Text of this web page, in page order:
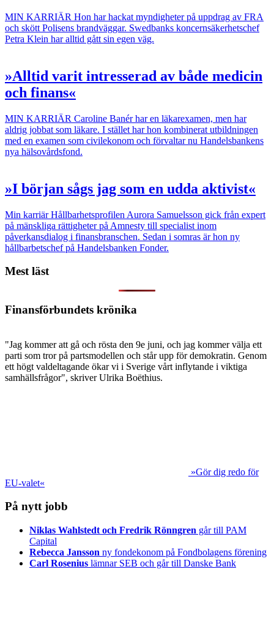
MIN KARRIÄR Hon har hackat myndigheter på uppdrag av FRA
och skött Polisens brandväggar. Swedbanks koncernsäkerhetschef
Petra Klein har alltid gått sin egen väg.
»Alltid varit intresserad av både medicin
och finans«
MIN KARRIÄR Caroline Banér har en läkarexamen, men har
aldrig jobbat som läkare. I stället har hon kombinerat utbildningen
med en examen som civil­ekonom och förvaltar nu Handelsbankens
nya hälsovårdsfond.
»I början sågs jag som en udda aktivist«
Min karriärHållbarhetsprofilen Aurora Samuelsson gick från expert
på mänskliga rättigheter på Amnesty till specialist inom
påverkansdialog i finansbranschen. Sedan i somras är hon ny
hållbarbetschef på Handelsbanken Fonder.
Mest läst
Finansförbundets krönika
"Jag kommer att gå och rösta den 9e juni, och jag kommer välja ett
parti som tror på partsmodellen och står upp för demokratin. Genom
ett högt valdeltagande ökar vi i Sverige vårt inflytande i viktiga
samhällsfrågor", skriver Ulrika Boëthius.
»Gör dig redo för
EU-valet«
På nytt jobb
Niklas Wahlstedt och Fredrik Rönngren går till PAM
Capital
Rebecca Jansson ny fondekonom på Fondbolagens förening
Carl Rosenius lämnar SEB och går till Danske Bank